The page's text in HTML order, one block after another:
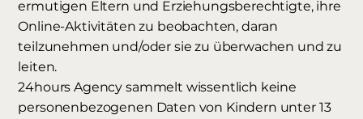
ermutigen Eltern und Erziehungsberechtigte, ihre
Online-Aktivitäten zu beobachten, daran
teilzunehmen und/oder sie zu überwachen und zu
leiten.
24hours Agency sammelt wissentlich keine
personenbezogenen Daten von Kindern unter 13